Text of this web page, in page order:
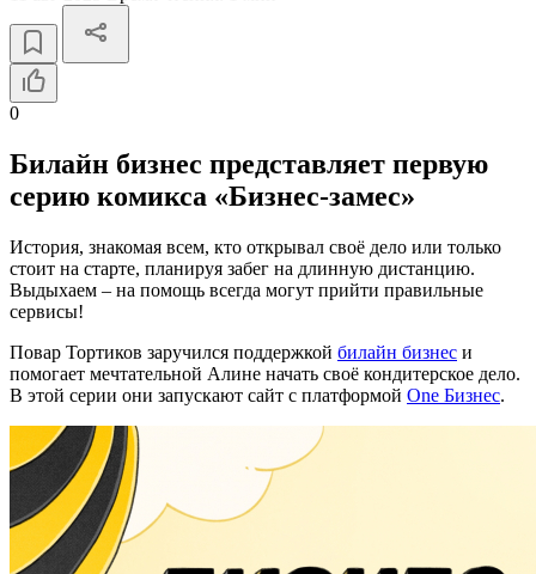
0
Билайн бизнес представляет первую
серию комикса «Бизнес-замес»
История, знакомая всем, кто открывал своё дело или только
стоит на старте, планируя забег на длинную дистанцию.
Выдыхаем – на помощь всегда могут прийти правильные
сервисы!
Повар Тортиков заручился поддержкой билайн бизнес и
помогает мечтательной Алине начать своё кондитерское дело.
В этой серии они запускают сайт с платформой One Бизнес.